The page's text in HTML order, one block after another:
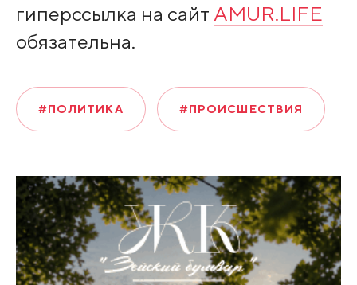
гиперссылка на сайт AMUR.LIFE
обязательна.
#ПОЛИТИКА #ПРОИСШЕСТВИЯ